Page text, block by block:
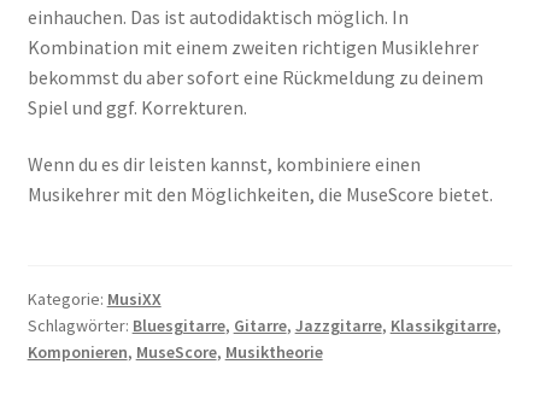
einhauchen. Das ist autodidaktisch möglich. In
Kombination mit einem zweiten richtigen Musiklehrer
bekommst du aber sofort eine Rückmeldung zu deinem
Spiel und ggf. Korrekturen.
Wenn du es dir leisten kannst, kombiniere einen
Musikehrer mit den Möglichkeiten, die MuseScore bietet.
Kategorie: MusiXX
Schlagwörter: Bluesgitarre, Gitarre, Jazzgitarre, Klassikgitarre,
Komponieren, MuseScore, Musiktheorie